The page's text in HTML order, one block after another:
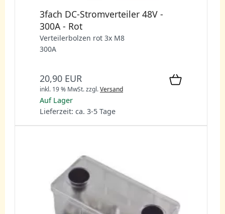
3fach DC-Stromverteiler 48V -
300A - Rot
Verteilerbolzen rot 3x M8
300A
20,90 EUR
inkl. 19 % MwSt.zzgl.Versand
Auf Lager
Lieferzeit: ca. 3-5 Tage